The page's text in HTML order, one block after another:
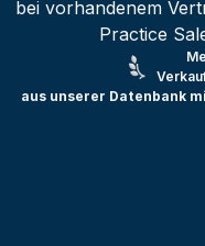
bei vorhandenem
Practice
aus unserer Datenbank